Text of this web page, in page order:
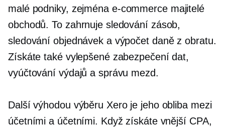
malé podniky, zejména e-commercemajitelé
obchodů. To zahrnuje sledování zásob,
sledování objednávek a výpočet daně z obratu.
Získáte také vylepšené zabezpečení dat,
vyúčtování výdajů a správu mezd.
Další výhodou výběru Xero je jeho obliba mezi
účetními a účetními. Když získáte vnější CPA,